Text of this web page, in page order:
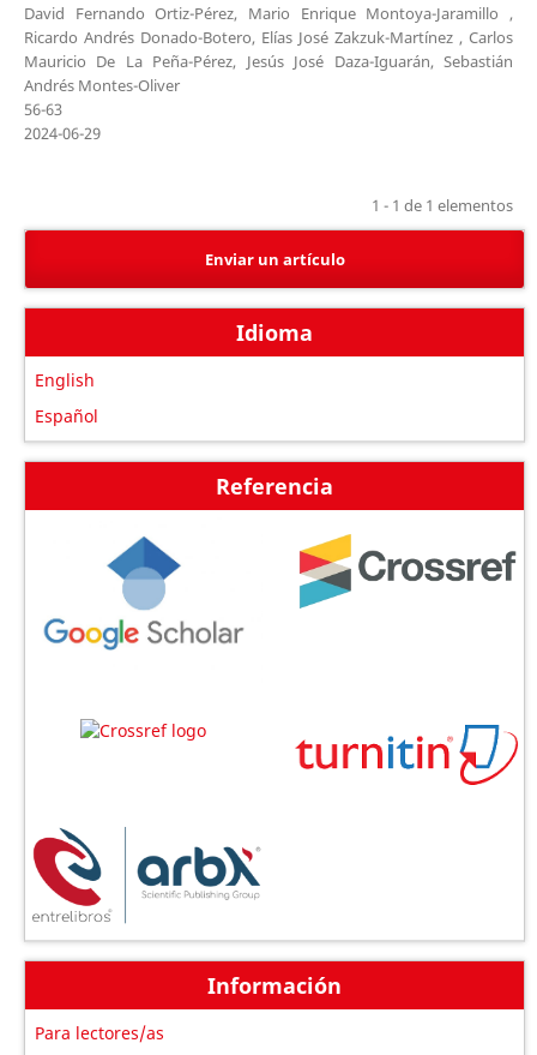
David Fernando Ortiz-Pérez, Mario Enrique Montoya-Jaramillo ,
Ricardo Andrés Donado-Botero, Elías José Zakzuk-Martínez , Carlos
Mauricio De La Peña-Pérez, Jesús José Daza-Iguarán, Sebastián
Andrés Montes-Oliver
56-63
2024-06-29
1 - 1 de 1 elementos
Enviar un artículo
Idioma
English
Español
Referencia
Información
Para lectores/as